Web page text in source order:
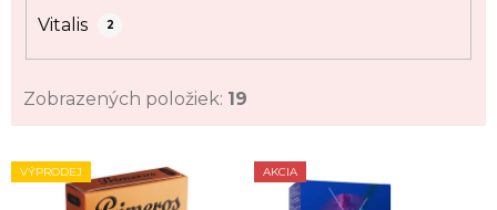
Vitalis 2
Zobrazených položiek: 19
V
ý
VÝPRODEJ AKCIA